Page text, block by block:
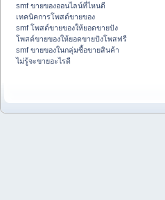
smf ขายของออนไลน์ที่ไหนดี
เทคนิคการโพสต์ขายของ
smf โพสต์ขายของให้ยอดขายปัง
โพสต์ขายของให้ยอดขายปังโพสฟรี
smf ขายของในกลุ่มซื้อขายสินค้า
ไม่รู้จะขายอะไรดี